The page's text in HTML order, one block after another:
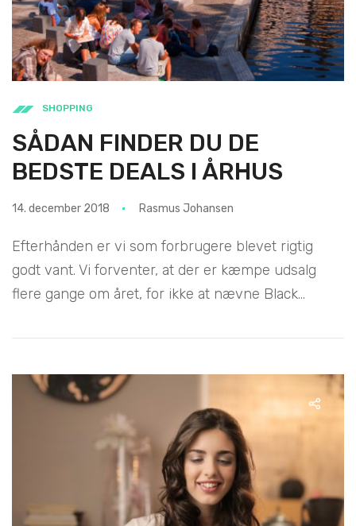
SHOPPING
SÅDAN FINDER DU DE
BEDSTE DEALS I ÅRHUS
14. december 2018 Rasmus Johansen
Efterhånden er vi som forbrugere blevet rigtig
godt vant. Vi forventer, at der er kæmpe udsalg
flere gange om året, for ikke at nævne Black...